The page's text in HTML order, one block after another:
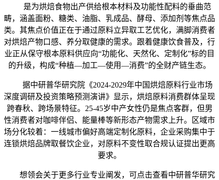
是为烘焙食物出产供给根本材料及功能性配料的垂曲范
畴，涵盖面粉、糖类、油脂、乳成品、酵母、添加剂等焦点品
类。其焦点价值正在于通过原料立异取工艺优化，满脚消费者
对烘焙产物口感、养分取健康的需求。跟着健康饮食普及，行
业正从保守根本原料供应向“功能化、天然化、定制化”标的目
的升级，构成“种植—加工—使用—消费”的全财产链生态。
据中研普华研究院《2024-2029年中国烘焙原料行业市场
深度调研及投资策略预测演讲》显示，烘焙原料消费群体呈现
跨春秋、跨场景特征。25-45岁中产女性仍是焦点客群，但男
性消费者对咖啡伴侣、能量棒等新形态产物需求上升。区域市
场分化较着：一线城市偏好高端定制化原料，企业采购集中于
连锁烘焙品牌取餐饮企业，对原料不变性取合规认证提出更高
要求。
想领会关于更多行业专业阐发，可点击查看中研普华研究